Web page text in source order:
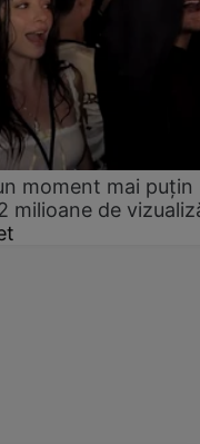
moment mai puțin
milioane de